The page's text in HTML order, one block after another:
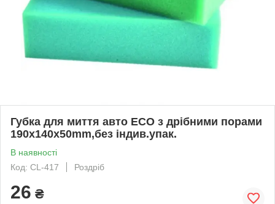
Губка для миття авто ECO з дрібними порами
190x140x50mm,без індив.упак.
В наявності
Код: CL-417
Роздріб
26 ₴